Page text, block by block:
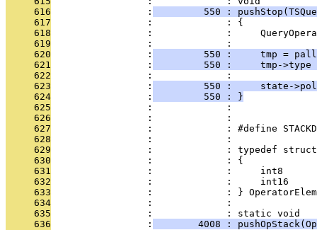
     616
                 :
550 :
     617
                 :             : {
     618
:             :
     619
                 :             :
     620
                 :
550 :     tmp =
     621
                 :
550 :     tmp->type
     622
                 :             :
     623
                 :
550 :     state-
     624
                 :
         550 : }
     625
                 :             :
     626
                 :             :
     627
:             : #define
     628
                 :             :
     629
:             : typedef
     630
                 :             : {
     631
:             :     int8
     632
:             :     int16
     633
:             : }
     634
                 :             :
     635
                 :             : static void
     636
                 :
4008 :